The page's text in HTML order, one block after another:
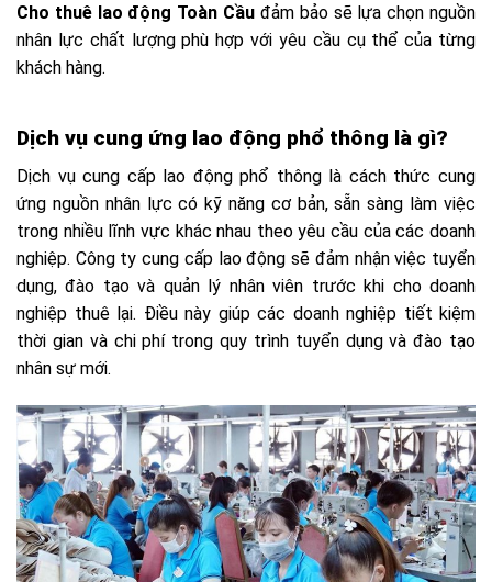
Cho thuê lao động Toàn Cầu đảm bảo sẽ lựa chọn nguồn
nhân lực chất lượng phù hợp với yêu cầu cụ thể của từng
khách hàng.
Dịch vụ cung ứng lao động phổ thông là gì?
Dịch vụ cung cấp lao động phổ thông là cách thức cung
ứng nguồn nhân lực có kỹ năng cơ bản, sẵn sàng làm việc
trong nhiều lĩnh vực khác nhau theo yêu cầu của các doanh
nghiệp. Công ty cung cấp lao động sẽ đảm nhận việc tuyển
dụng, đào tạo và quản lý nhân viên trước khi cho doanh
nghiệp thuê lại. Điều này giúp các doanh nghiệp tiết kiệm
thời gian và chi phí trong quy trình tuyển dụng và đào tạo
nhân sự mới.